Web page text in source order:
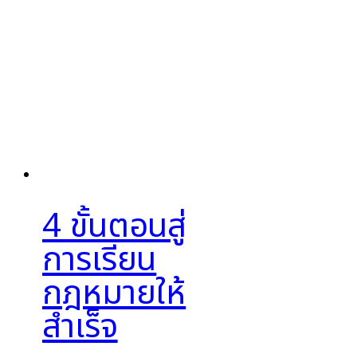
4 ขั้นตอนสู่
การเรียน
กฎหมายให้
สำเร็จ